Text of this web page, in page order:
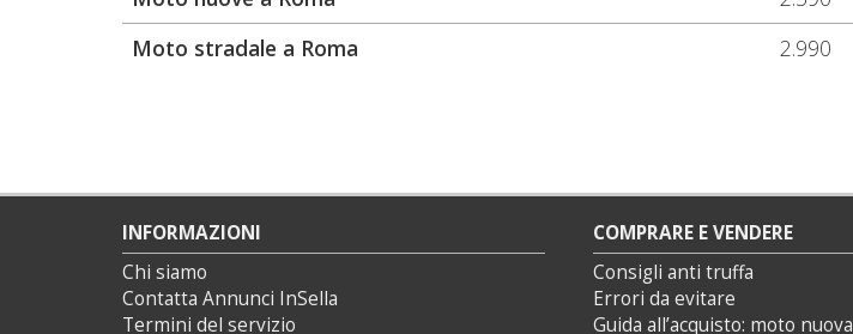
Moto stradale a Roma
2.990
INFORMAZIONI
Chi siamo
Contatta Annunci InSella
Termini del servizio
COMPRARE E VENDERE
Consigli anti truffa
Errori da evitare
Guida all’acquisto: moto nuova